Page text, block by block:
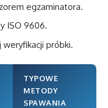
egzaminatora.
ISO 9606.
próbki.
TYPOWE
METODY
SPAWANIA